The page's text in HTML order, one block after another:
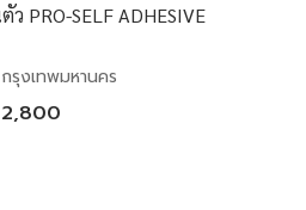
ว PRO-SELF ADHESIVE
กรุงเทพมหานคร